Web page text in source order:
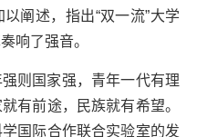
阐述，指出“双一流”大学
响了强音。
则国家强，青年一代有理
有前途，民族就有希望。
国际合作联合实验室的发